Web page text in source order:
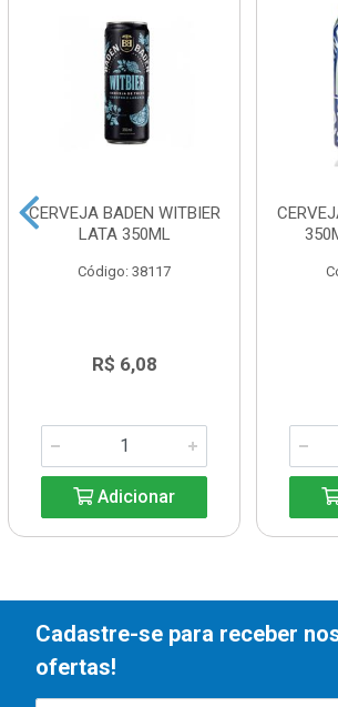
CERVEJA BADEN WITBIER
LATA 350ML
Código: 38117
R$ 6,08
Adicionar
Cadastre-se para receber
ofertas!